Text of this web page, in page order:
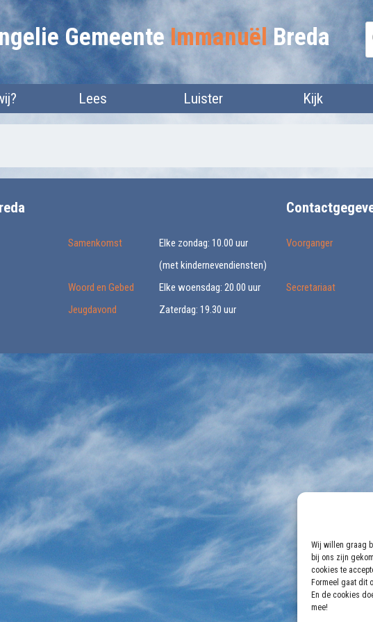
Wij willen graag
bij ons zijn
cookies te
Formeel gaat dit
En de cookies
mee!
Gemeente Immanuël Breda
Lees Luister Kijk
Samenkomst
Elke zondag: 10.00 uur
(met kindernevendiensten)
Woord en Gebed
Elke woensdag: 20.00 uur
Jeugdavond
Zaterdag: 19.30 uur
Voorganger
Secretariaat